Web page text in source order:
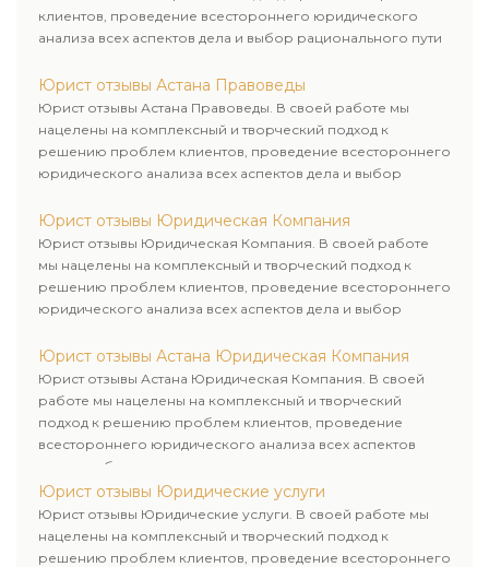
клиентов, проведение всестороннего юридического
анализа всех аспектов дела и выбор рационального пути
Юрист отзывы Астана Правоведы
Юрист отзывы Астана Правоведы. В своей работе мы
нацелены на комплексный и творческий подход к
решению проблем клиентов, проведение всестороннего
юридического анализа всех аспектов дела и выбор
Юрист отзывы Юридическая Компания
Юрист отзывы Юридическая Компания. В своей работе
мы нацелены на комплексный и творческий подход к
решению проблем клиентов, проведение всестороннего
юридического анализа всех аспектов дела и выбор
Юрист отзывы Астана Юридическая Компания
Юрист отзывы Астана Юридическая Компания. В своей
работе мы нацелены на комплексный и творческий
подход к решению проблем клиентов, проведение
всестороннего юридического анализа всех аспектов
дела и выбор рационального пути для его успешного
завершения.
Юрист отзывы Юридические услуги
Юрист отзывы Юридические услуги. В своей работе мы
нацелены на комплексный и творческий подход к
решению проблем клиентов, проведение всестороннего